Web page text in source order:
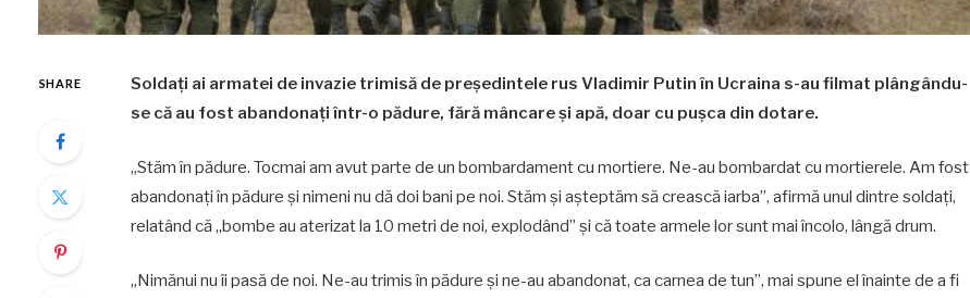
SHARE
Soldați ai armatei de invazie trimisă de președintele rus Vladimir Putin în Ucraina s-au filmat plângându-
se că au fost abandonați într-o pădure, fără mâncare și apă, doar cu pușca din dotare.
„Stăm în pădure. Tocmai am avut parte de un bombardament cu mortiere. Ne-au bombardat cu mortierele. Am fost
abandonați în pădure și nimeni nu dă doi bani pe noi. Stăm și așteptăm să crească iarba”, afirmă unul dintre soldați,
relatând că „bombe au aterizat la 10 metri de noi, explodând” și că toate armele lor sunt mai încolo, lângă drum.
„Nimănui nu îi pasă de noi. Ne-au trimis în pădure și ne-au abandonat, ca carnea de tun”, mai spune el înainte de a fi